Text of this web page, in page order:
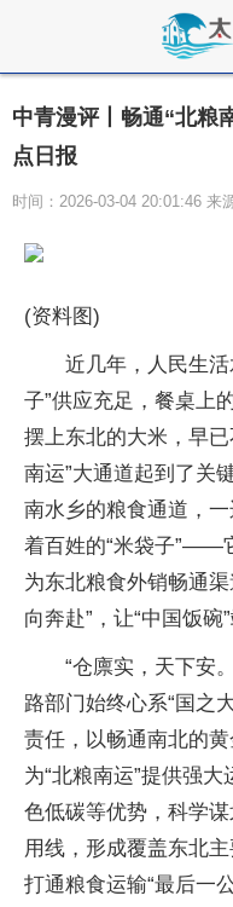
中青漫评丨畅通“北粮
点日报
时间：2026-03-04 20:01:46 来
(资料图)
近几年，人民生活
子”供应充足，餐桌上
摆上东北的大米，早
南运”大通道起到了关
南水乡的粮食通道，
着百姓的“米袋子”——
为东北粮食外销畅通
向奔赴”，让“中国饭碗
“仓廪实，天下安
路部门始终心系“国之
责任，以畅通南北的
为“北粮南运”提供强
色低碳等优势，科学
用线，形成覆盖东北
打通粮食运输“最后一公